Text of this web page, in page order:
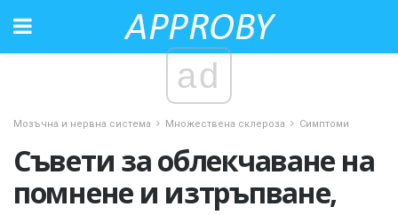
ad
Мозъчна и нервна система Множествена склероза Симптоми
Съвети за облекчаване на
помнене и изтръпване,